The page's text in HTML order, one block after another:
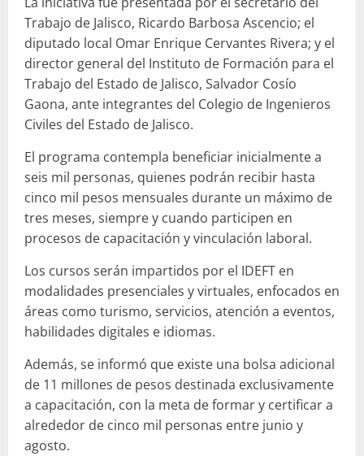
Trabajo de Jalisco, Ricardo Barbosa Ascencio; el
diputado local Omar Enrique Cervantes Rivera; y el
director general del Instituto de Formación para el
Trabajo del Estado de Jalisco, Salvador Cosío
Gaona, ante integrantes del Colegio de Ingenieros
Civiles del Estado de Jalisco.
El programa contempla beneficiar inicialmente a
seis mil personas, quienes podrán recibir hasta
cinco mil pesos mensuales durante un máximo de
tres meses, siempre y cuando participen en
procesos de capacitación y vinculación laboral.
Los cursos serán impartidos por el IDEFT en
modalidades presenciales y virtuales, enfocados en
áreas como turismo, servicios, atención a eventos,
habilidades digitales e idiomas.
Además, se informó que existe una bolsa adicional
de 11 millones de pesos destinada exclusivamente
a capacitación, con la meta de formar y certificar a
alrededor de cinco mil personas entre junio y
agosto.